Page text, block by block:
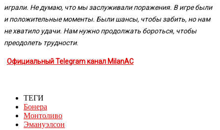
играли. Не думаю, что мы заслуживали поражения. В игре были
и положительные моменты. Были шансы, чтобы забить, но нам
не хватило удачи. Нам нужно продолжать бороться, чтобы
преодолеть трудности.
Официальный Telegram канал MilanAC
ТЕГИ
Бонера
Монтоливо
Эмануэлсон